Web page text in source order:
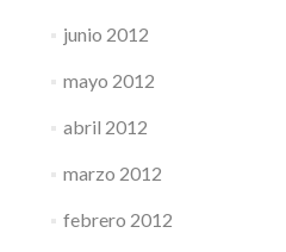
junio 2012
mayo 2012
abril 2012
marzo 2012
febrero 2012